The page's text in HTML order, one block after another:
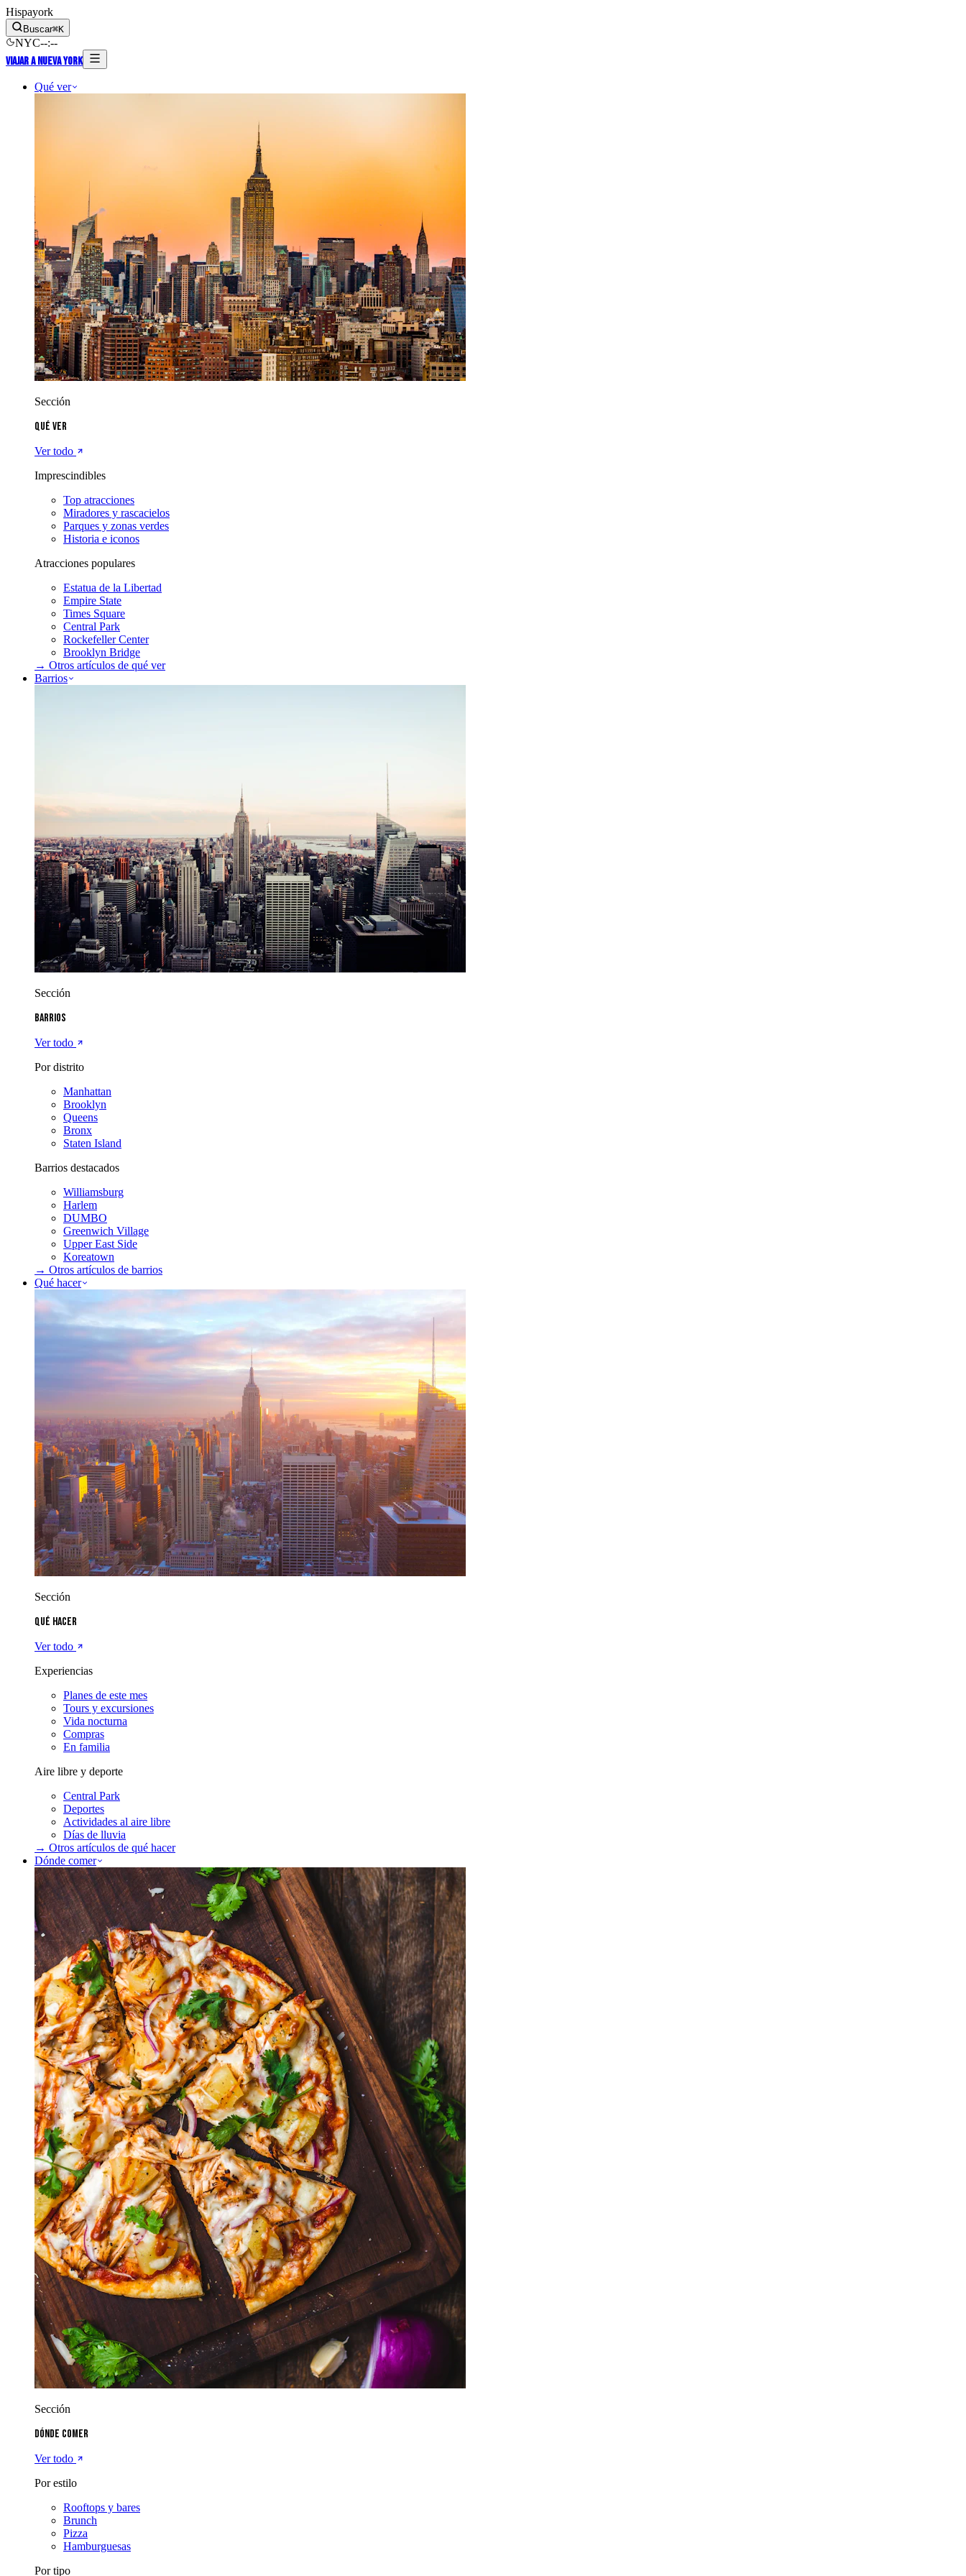
Hispayork
Buscar⌘K
NYC--:--
Viajar a Nueva York
Qué ver
Sección
Qué ver
Ver todo
Imprescindibles
Top atracciones
Miradores y rascacielos
Parques y zonas verdes
Historia e iconos
Atracciones populares
Estatua de la Libertad
Empire State
Times Square
Central Park
Rockefeller Center
Brooklyn Bridge
→ Otros artículos de qué ver
Barrios
Sección
Barrios
Ver todo
Por distrito
Manhattan
Brooklyn
Queens
Bronx
Staten Island
Barrios destacados
Williamsburg
Harlem
DUMBO
Greenwich Village
Upper East Side
Koreatown
→ Otros artículos de barrios
Qué hacer
Sección
Qué hacer
Ver todo
Experiencias
Planes de este mes
Tours y excursiones
Vida nocturna
Compras
En familia
Aire libre y deporte
Central Park
Deportes
Actividades al aire libre
Días de lluvia
→ Otros artículos de qué hacer
Dónde comer
Sección
Dónde comer
Ver todo
Por estilo
Rooftops y bares
Brunch
Pizza
Hamburguesas
Por tipo